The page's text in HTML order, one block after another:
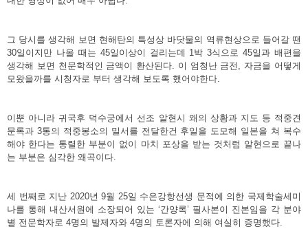
그 당시를 생각해 보면 현해탄의 특성상 바닷물의 역류현상으로 들어갈 땐
30일이지만 나올 때는 45일이상이 걸리는데 1박 3식으로 45일과 배편을
생각해 보면 천문학적인 금액이 환산된다. 이 엄청난 금전, 자금을 어떻게
모왔을까를 시청자로 부터 생각해 보도록 했어야한다.
이뿐 아니라 귀국후 덕수궁에서 선조 알현시 왜의 상황과 지도 등 적중견
문록과 3통의 적중봉소의 밀서를 전달한건 후일을 도모해 일본을 쳐 복수
해야 한다는 통렬한 부분이 없이 마치 포상을 받는 것처럼 알현으로 끝나
는 부분은 심각한 왜곡이다.
세 번째로 지난 2020년 9월 25일 수은강항선생 문적에 의한 국제학술세미
나를 통해 내산서원에 소장되어 있는 ‘간양록’ 필사본이 진본임을 각 분야
별 전문학자로 4명의 발제자와 4명의 토론자에 의해 여실히 증명했다.